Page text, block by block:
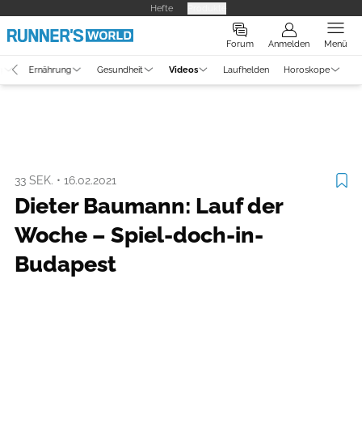
Hefte
Forum Anmelden Menü
Ernährung Gesundheit Videos Laufhelden Horoskope
33 SEK. • 16.02.2021
Dieter Baumann: Lauf der
Woche – Spiel-doch-in-
Budapest